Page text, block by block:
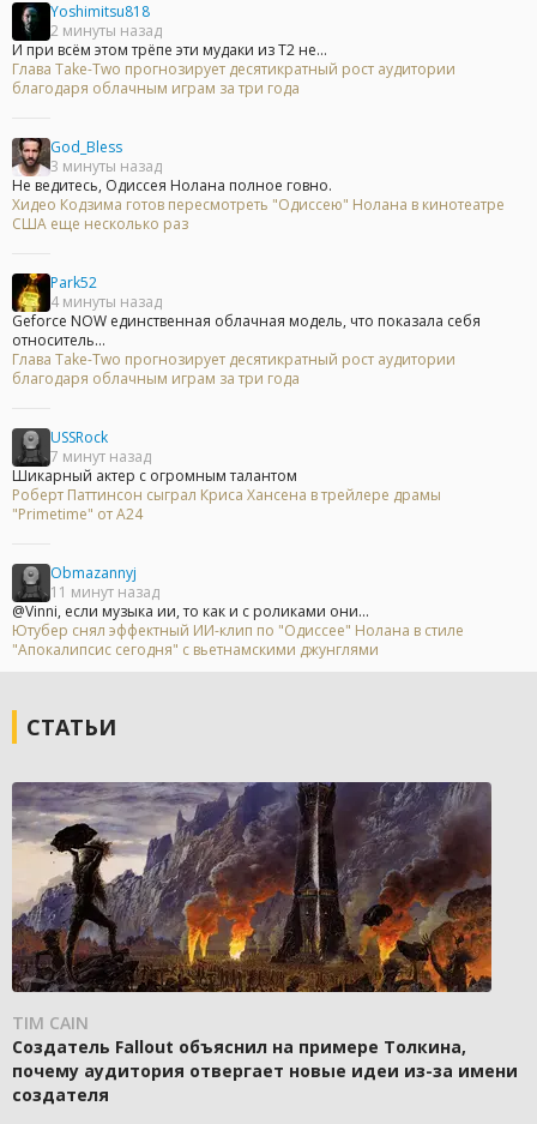
Yoshimitsu818
2 минуты назад
И при всём этом трёпе эти мудаки из Т2 не...
Глава Take-Two прогнозирует десятикратный рост аудитории
благодаря облачным играм за три года
God_Bless
3 минуты назад
Не ведитесь, Одиссея Нолана полное говно.
Хидео Кодзима готов пересмотреть "Одиссею" Нолана в кинотеатре
США еще несколько раз
Park52
4 минуты назад
Geforce NOW единственная облачная модель, что показала себя
относитель...
Глава Take-Two прогнозирует десятикратный рост аудитории
благодаря облачным играм за три года
USSRock
7 минут назад
Шикарный актер с огромным талантом
Роберт Паттинсон сыграл Криса Хансена в трейлере драмы
"Primetime" от A24
Obmazannyj
11 минут назад
@Vinni, если музыка ии, то как и с роликами они...
Ютубер снял эффектный ИИ-клип по "Одиссее" Нолана в стиле
"Апокалипсис сегодня" с вьетнамскими джунглями
СТАТЬИ
TIM CAIN
Создатель Fallout объяснил на примере Толкина,
почему аудитория отвергает новые идеи из-за имени
создателя